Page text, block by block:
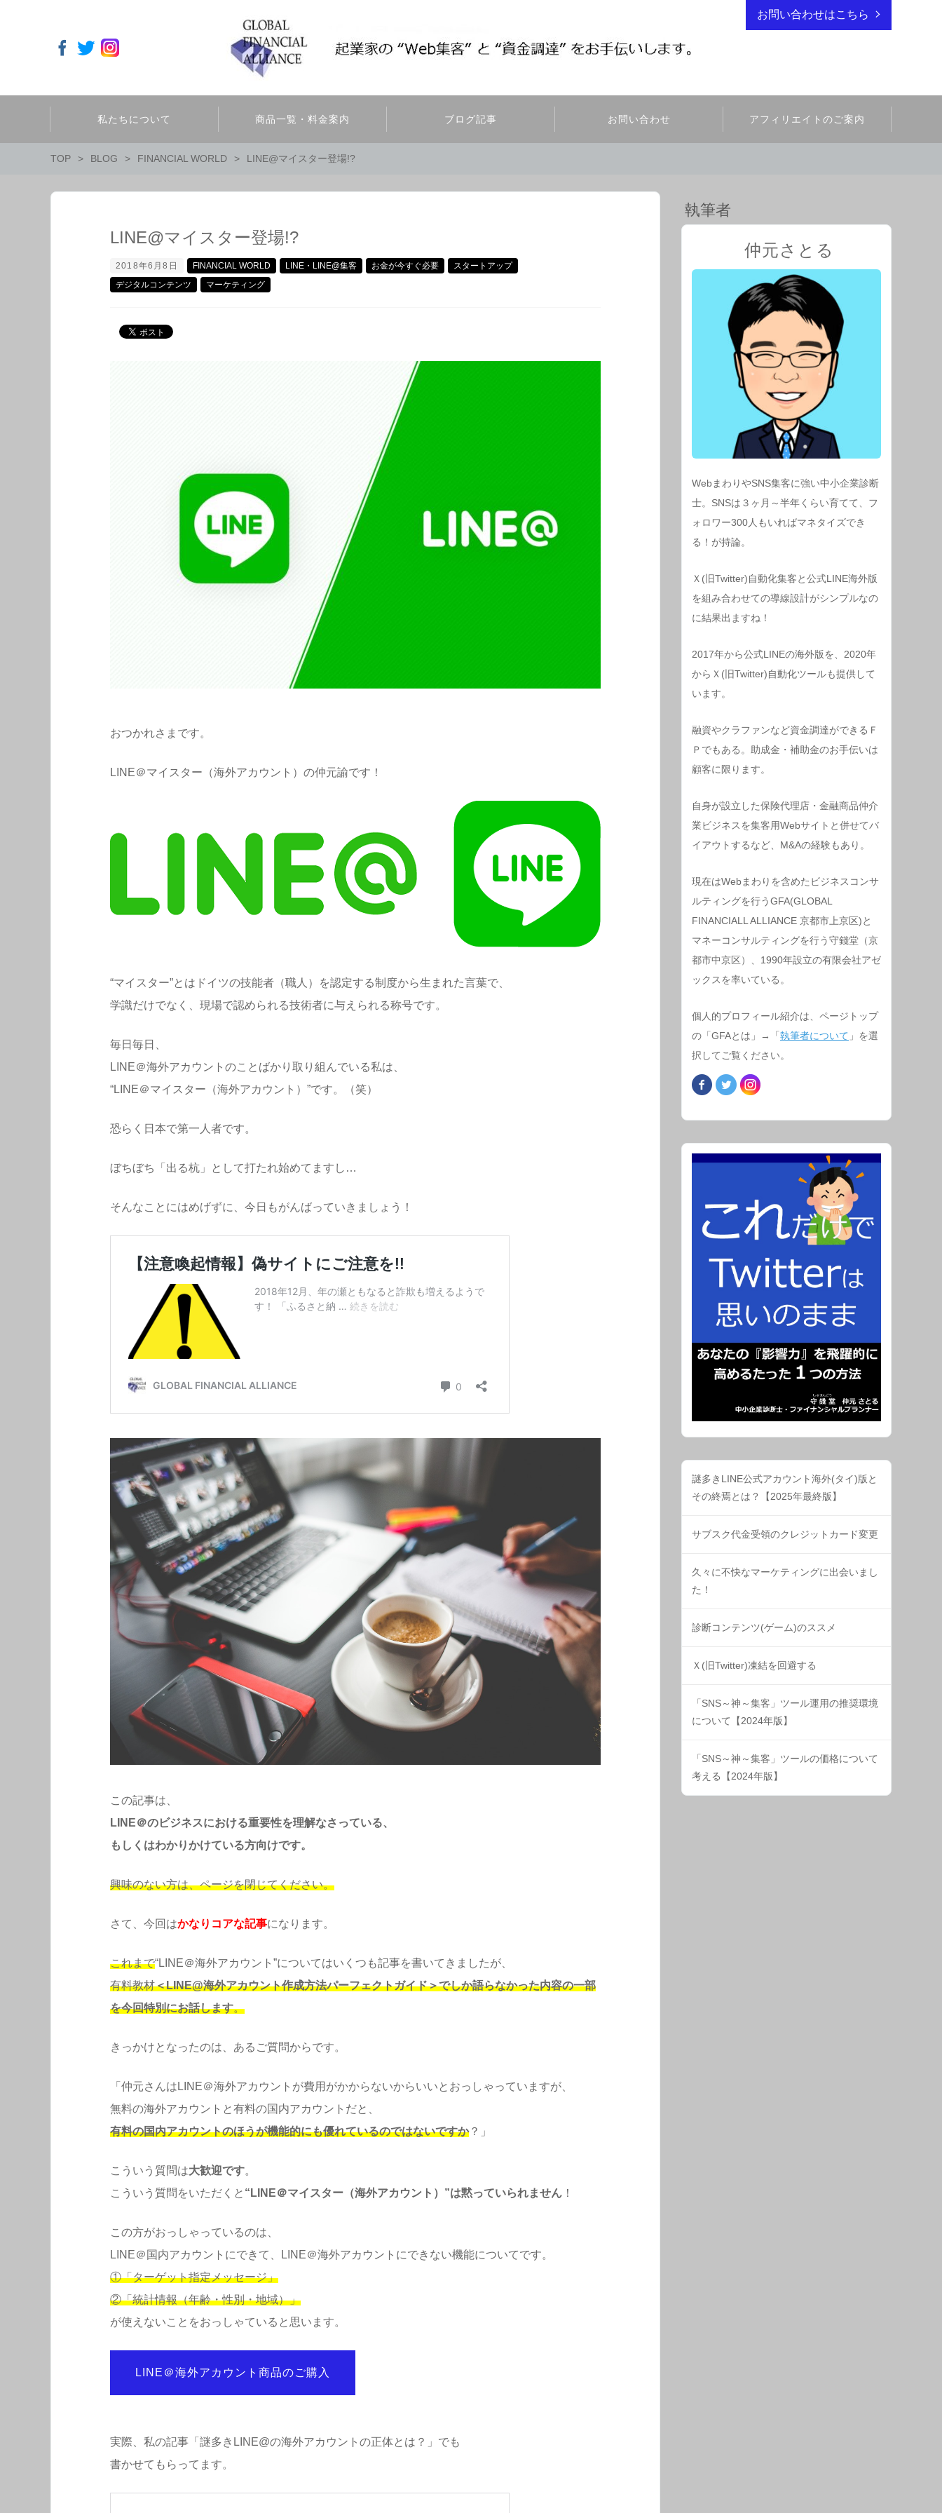
お問い合わせはこちら
私たちについて 商品一覧・料金案内 ブログ記事 お問い合わせ アフィリエイトのご案内
TOP BLOG FINANCIAL WORLD LINE@マイスター登場!?
LINE@マイスター登場!?
2018年6月8日 FINANCIAL WORLD LINE・LINE@集客 お金が今すぐ必要
スタートアップ
デジタルコンテンツ
マーケティング
おつかれさまです。
LINE＠マイスター（海外アカウント）の仲元諭です！
“マイスター”とはドイツの技能者（職人）を認定する制度から生まれた言葉で、
学識だけでなく、現場で認められる技術者に与えられる称号です。
毎日毎日、
LINE＠海外アカウントのことばかり取り組んでいる私は、
“LINE＠マイスター（海外アカウント）”です。（笑）
恐らく日本で第一人者です。
ぼちぼち「出る杭」として打たれ始めてますし…
そんなことにはめげずに、今日もがんばっていきましょう！
この記事は、
LINE＠のビジネスにおける重要性を理解なさっている、
もしくはわかりかけている方向けです。
興味のない方は、ページを閉じてください。
さて、今回はかなりコアな記事になります。
これまで“LINE＠海外アカウント”についてはいくつも記事を書いてきましたが、
有料教材＜LINE@海外アカウント作成方法パーフェクトガイド＞でしか語らなかった内容の一部
を今回特別にお話します。
きっかけとなったのは、あるご質問からです。
「仲元さんはLINE＠海外アカウントが費用がかからないからいいとおっしゃっていますが、
無料の海外アカウントと有料の国内アカウントだと、
有料の国内アカウントのほうが機能的にも優れているのではないですか？」
こういう質問は大歓迎です。
こういう質問をいただくと “LINE＠マイスター（海外アカウント）”は黙っていられません ！
この方がおっしゃっているのは、
LINE＠国内アカウントにできて、LINE＠海外アカウントにできない機能についてです。
①「ターゲット指定メッセージ」
②「統計情報（年齢・性別・地域）」
が使えないことをおっしゃていると思います。
LINE＠海外アカウント商品のご購入
実際、私の記事「謎多きLINE@の海外アカウントの正体とは？」でも
書かせてもらってます。
執筆者
仲元さとる
WebまわりやSNS集客に強い中小企業診断
士。SNSは３ヶ月～半年くらい育てて、フ
ォロワー300人もいればマネタイズでき
る！が持論。
Ｘ(旧Twitter)自動化集客と公式LINE海外版
を組み合わせての導線設計がシンプルなの
に結果出ますね！
2017年から公式LINEの海外版を、2020年
からＸ(旧Twitter)自動化ツールも提供して
います。
融資やクラファンなど資金調達ができるＦ
Ｐでもある。助成金・補助金のお手伝いは
顧客に限ります。
自身が設立した保険代理店・金融商品仲介
業ビジネスを集客用Webサイトと併せてバ
イアウトするなど、M&Aの経験もあり。
現在はWebまわりを含めたビジネスコンサ
ルティングを行うGFA(GLOBAL
FINANCIALL ALLIANCE 京都市上京区)と
マネーコンサルティングを行う守錢堂（京
都市中京区）、1990年設立の有限会社アゼ
ックスを率いている。
個人的プロフィール紹介は、ページトップ
の「GFAとは」→「 執筆者について 」を選
択してご覧ください。
謎多きLINE公式アカウント海外(タイ)版と
その終焉とは？【2025年最終版】
サブスク代金受領のクレジットカード変更
久々に不快なマーケティングに出会いまし
た！
診断コンテンツ(ゲーム)のススメ
Ｘ(旧Twitter)凍結を回避する
「SNS～神～集客」ツール運用の推奨環境
について【2024年版】
「SNS～神～集客」ツールの価格について
考える【2024年版】